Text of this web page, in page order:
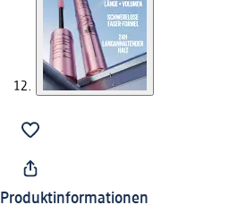
Produktinformationen